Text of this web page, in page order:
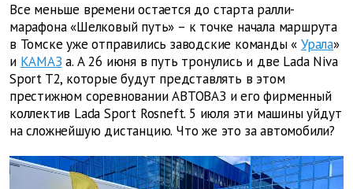
Все меньше времени остается до старта ралли-
марафона «Шелковый путь» – к точке начала маршрута
в Томске уже отправились заводские команды « Урала»
и КАМАЗ а. А 26 июня в путь тронулись и две Lada Niva
Sport T2, которые будут представлять в этом
престижном соревновании АВТОВАЗ и его фирменный
коллектив Lada Sport Rosneft. 5 июля эти машины уйдут
на сложнейшую дистанцию. Что же это за автомобили?